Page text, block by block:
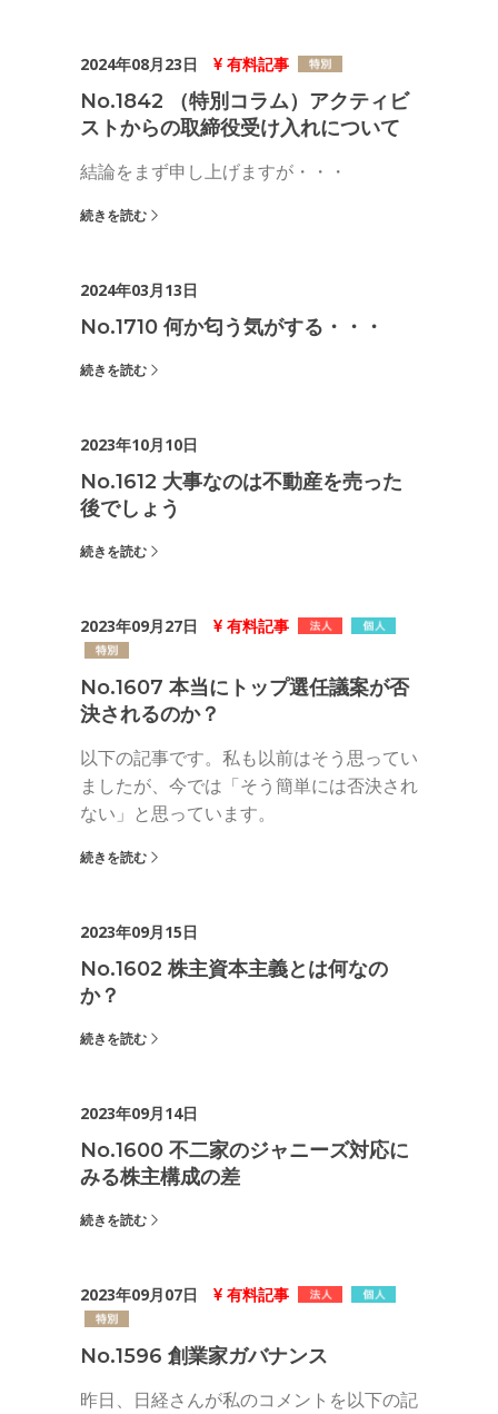
2024年08月23日 有料記事
No.1842 （特別コラム）アクティビ
ストからの取締役受け入れについて
結論をまず申し上げますが・・・
続きを読む
2024年03月13日
No.1710 何か匂う気がする・・・
続きを読む
2023年10月10日
No.1612 大事なのは不動産を売った
後でしょう
続きを読む
2023年09月27日 有料記事
No.1607 本当にトップ選任議案が否
決されるのか？
以下の記事です。私も以前はそう思ってい
ましたが、今では「そう簡単には否決され
ない」と思っています。
続きを読む
2023年09月15日
No.1602 株主資本主義とは何なの
か？
続きを読む
2023年09月14日
No.1600 不二家のジャニーズ対応に
みる株主構成の差
続きを読む
2023年09月07日 有料記事
No.1596 創業家ガバナンス
昨日、日経さんが私のコメントを以下の記